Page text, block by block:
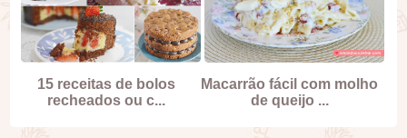
15 receitas de bolos
recheados ou c...
Macarrão fácil com molho
de queijo ...